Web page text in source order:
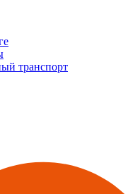
транспорт